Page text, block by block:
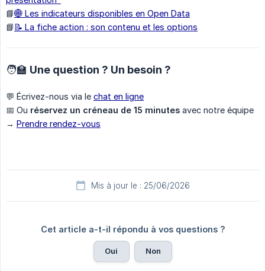
📘🌐 Les indicateurs disponibles en Open Data
📘📝 La fiche action : son contenu et les options
🧑‍🏫 Une question ? Un besoin ?
💬 Écrivez-nous via le chat en ligne
📅 Ou réservez un créneau de 15 minutes avec notre équipe
→ Prendre rendez-vous
Mis à jour le : 25/06/2026
Cet article a-t-il répondu à vos questions ?
Oui Non